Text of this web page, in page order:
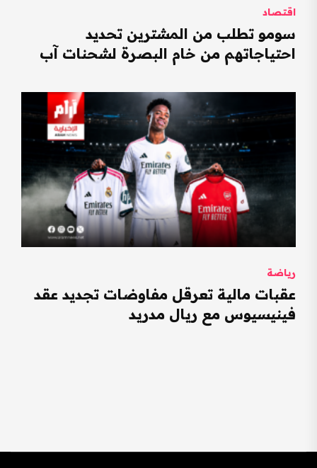
اقتصاد
سومو تطلب من المشترين تحديد
احتياجاتهم من خام البصرة لشحنات آب
رياضة
عقبات مالية تعرقل مفاوضات تجديد عقد
فينيسيوس مع ريال مدريد